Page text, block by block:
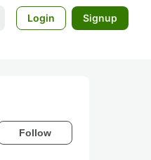
Login Signup
Follow